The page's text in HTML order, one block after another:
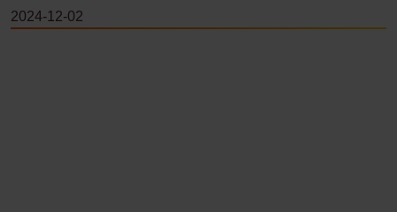
2024-12-02